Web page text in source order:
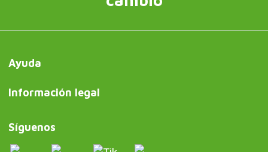
Ayuda
Información legal
Síguenos